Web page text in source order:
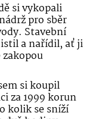
si vykopali
pro sběr
Stavební
a nařídil, ať ji
si koupil
za 1999 korun
kolik se sníží